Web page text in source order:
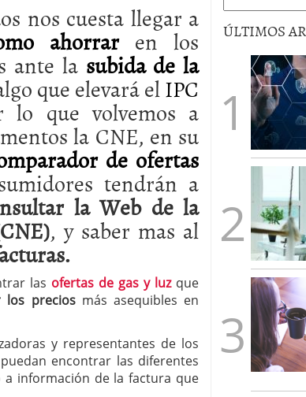
Préstamo Promotor privado
2025
opción para gestionar tus
financiera: cómo anticiparte
3 de octubre de 2025
nos cuesta llegar a
ahorraren los
ante la subida de la
que elevará elIPC
lo que volvemos a
la CNE, en su
de ofertas
tendrán a
la Web de la
, y saber mas al
las ofertas de gas y luzque
los preciosmás asequibles en
y representantes de los
encontrar las diferentes
información de la factura que
ÚLTIMOS